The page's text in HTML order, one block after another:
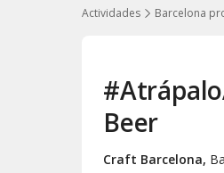
Actividades Barcelona
Beer
Craft Barcelona,